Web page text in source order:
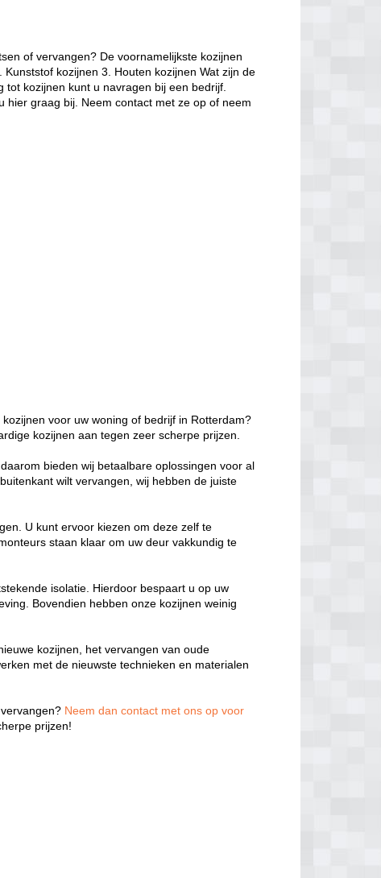
of vervangen? De voornamelijkste kozijnen
kozijnen 3. Houten kozijnen Wat zijn de
kozijnen kunt u navragen bij een bedrijf.
hier graag bij. Neem contact met ze op of neem
voor uw woning of bedrijf in Rotterdam?
kozijnen aan tegen zeer scherpe prijzen.
bieden wij betaalbare oplossingen voor al
wilt vervangen, wij hebben de juiste
U kunt ervoor kiezen om deze zelf te
staan klaar om uw deur vakkundig te
isolatie. Hierdoor bespaart u op uw
Bovendien hebben onze kozijnen weinig
kozijnen, het vervangen van oude
met de nieuwste technieken en materialen
Neem dan contact met ons op voor
prijzen!